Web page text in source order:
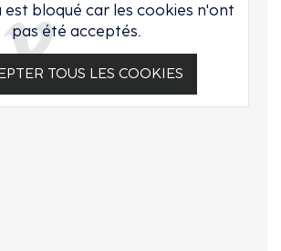
est bloqué car les cookies n'ont
pas été acceptés.
TOUS LES COOKIES